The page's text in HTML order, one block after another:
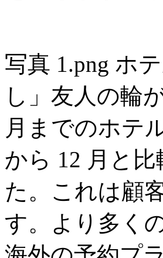
写真 1.png ホ
し」友人の輪
月までのホテ
から 12 月と
た。これは顧
す。より多く